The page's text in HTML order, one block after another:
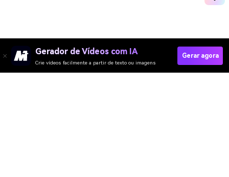
Gerador de Vídeos com IA
Crie vídeos facilmente a partir de texto ou imagens
Gerar agora